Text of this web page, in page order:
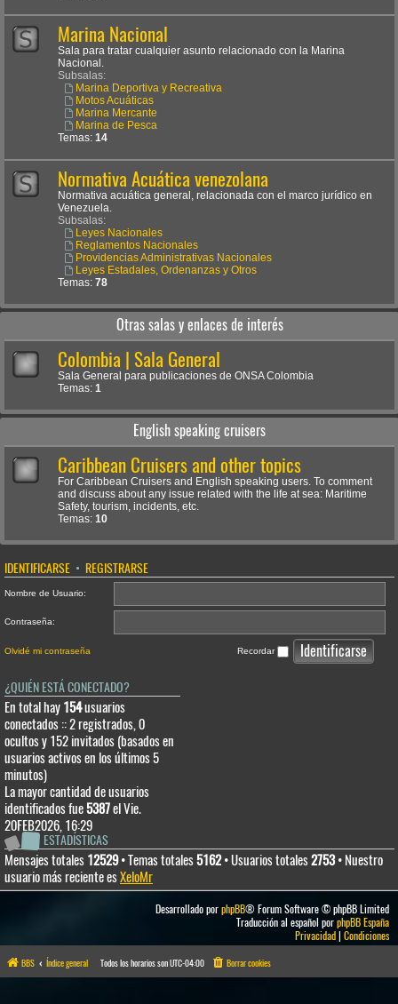
Marina Nacional
Sala para tratar cualquier asunto relacionado con la Marina
Nacional.
Subsalas:
Marina Deportiva y Recreativa
Motos Acuáticas
Marina Mercante
Marina de Pesca
Temas: 14
Normativa Acuática venezolana
Normativa acuática general, relacionada con el marco jurídico en
Venezuela.
Subsalas:
Leyes Nacionales
Reglamentos Nacionales
Providencias Administrativas Nacionales
Leyes Estadales, Ordenanzas y Otros
Temas: 78
Otras salas y enlaces de interés
Colombia | Sala General
Sala General para publicaciones de ONSA Colombia
Temas: 1
English speaking cruisers
Caribbean Cruisers and other topics
For Caribbean Cruisers and English speaking users. To comment
and discuss about any issue related with the life at sea: Maritime
Safety, tourism, incidents, etc.
Temas: 10
IDENTIFICARSE • REGISTRARSE
Nombre de Usuario:
Contraseña:
Olvidé mi contraseña Recordar
¿QUIÉN ESTÁ CONECTADO?
En total hay 154usuarios
conectados :: 2 registrados, 0
ocultos y 152 invitados (basados en
usuarios activos en los últimos 5
minutos)
La mayor cantidad de usuarios
identificados fue5387el Vie.
20FEB2026, 16:29
ESTADÍSTICAS
Mensajes totales 12529• Temas totales5162• Usuarios totales2753• Nuestro
usuario más reciente esXeloMr
Desarrollado porphpBB® Forum Software © phpBB Limited
Traducción al español porphpBB España
Privacidad| Condiciones
BBS Índice general Todos los horarios sonUTC-04:00 Borrar cookies